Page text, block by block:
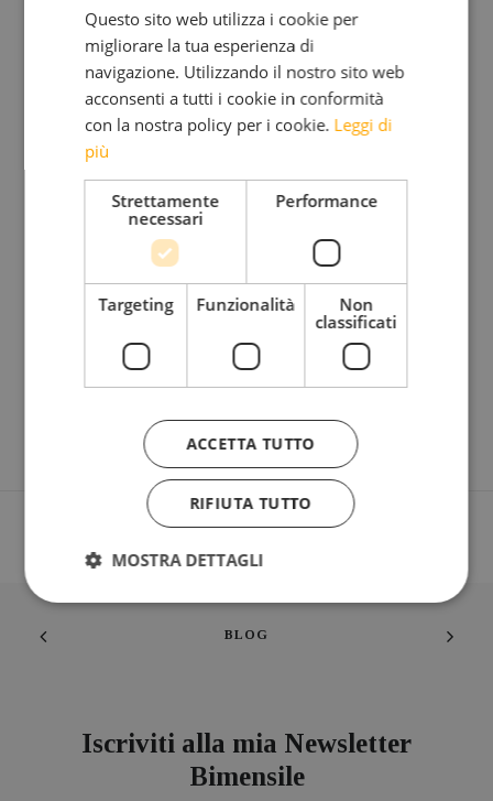
Costanza GIANNELLI, medico, neuropsichiatra
infantile, dirige dal 2002 la U. O. Complessa di
Neuropsichiatria Infantile di Trento. Presso
l’Ospedale S.Chiara ha istituito un servizio di
pronta disponibilità per le urgenze psichiatriche in
età evolutiva. Da sempre interessata alle medicine
complementari, ha compiuto il corso triennale di
formazione in medicina antroposofica (SIMA)
presso la Casa di salute Raphael di Roncegno. Ha
due figli che frequentano la scuola Rudolf Steiner
di Trento.
BLOG
Iscriviti alla mia Newsletter
Bimensile
Questo sito web utilizza i cookie per
migliorare la tua esperienza di
navigazione. Utilizzando il nostro sito web
acconsenti a tutti i cookie in conformità
con la nostra policy per i cookie. Leggi di
più
Strettamente
necessari
Performance
Targeting Funzionalità
Non
classificati
ACCETTA TUTTO
RIFIUTA TUTTO
MOSTRA DETTAGLI